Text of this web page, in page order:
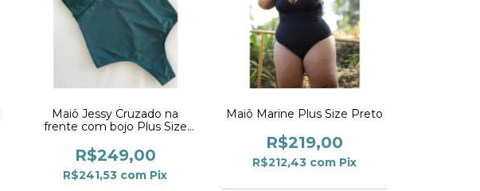
Maiô Jessy Cruzado na
frente com bojo Plus Size
R$249,00
R$241,53 com Pix
Maiô Marine Plus Size Preto
R$219,00
R$212,43 com Pix